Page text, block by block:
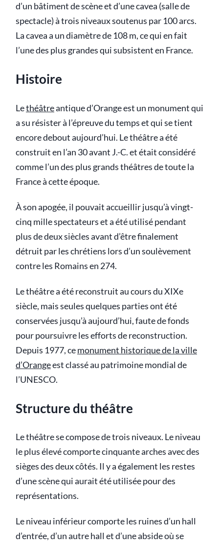
d’un bâtiment de scène et d’une cavea (salle de
spectacle) à trois niveaux soutenus par 100 arcs.
La cavea a un diamètre de 108 m, ce qui en fait
l’une des plus grandes qui subsistent en France.
Histoire
Lethéâtreantique d’Orange est un monument qui
a su résister à l’épreuve du temps et qui se tient
encore debout aujourd’hui. Le théâtre a été
construit en l’an 30 avant J.-C. et était considéré
comme l’un des plus grands théâtres de toute la
France à cette époque.
À son apogée, il pouvait accueillir jusqu’à vingt-
cinq mille spectateurs et a été utilisé pendant
plus de deux siècles avant d’être finalement
détruit par les chrétiens lors d’un soulèvement
contre les Romains en 274.
Le théâtre a été reconstruit au cours du XIXe
siècle, mais seules quelques parties ont été
conservées jusqu’à aujourd’hui, faute de fonds
pour poursuivre les efforts de reconstruction.
Depuis 1977, cemonument historique de la ville
d’Orangeest classé au patrimoine mondial de
l’UNESCO.
Structure du théâtre
Le théâtre se compose de trois niveaux. Le niveau
le plus élevé comporte cinquante arches avec des
sièges des deux côtés. Il y a également les restes
d’une scène qui aurait été utilisée pour des
représentations.
Le niveau inférieur comporte les ruines d’un hall
d’entrée, d’un autre hall et d’une abside où se